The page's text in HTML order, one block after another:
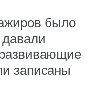
было
записаны